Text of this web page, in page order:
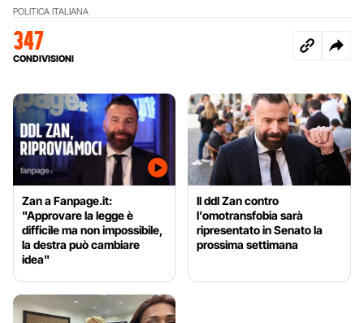
POLITICA ITALIANA
347
CONDIVISIONI
Zan a Fanpage.it:
"Approvare la legge è
difficile ma non impossibile,
la destra può cambiare
idea"
Il ddl Zan contro
l’omotransfobia sarà
ripresentato in Senato la
prossima settimana